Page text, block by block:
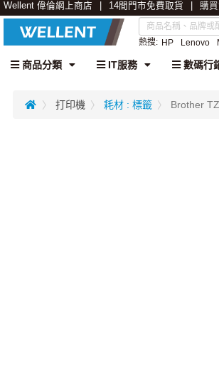
Wellent 偉倫網上商店 14間門市免費取貨 購
熱搜: HP Lenovo
商品分類 IT服務 數碼行
打印機 耗材 : 標籤 Brother